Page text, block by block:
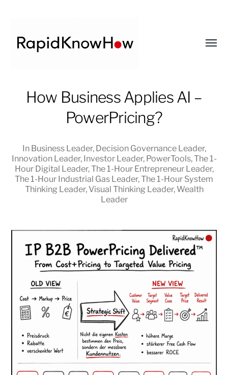
RapidKnowHow
DECISION
How Business Applies AI –
PowerPricing?
In Business Leader, Decision Governance Leader,
Innovation Leader, Investor Leader, PowerTools,The 1-
Hour Digital Leader,The 1-Hour Entrepreneur Leader,
The 1-Hour Industrial Gas Leader,The 1-Hour System
Thinking Leader, Visual Thinking Leader, Wealth
Leader